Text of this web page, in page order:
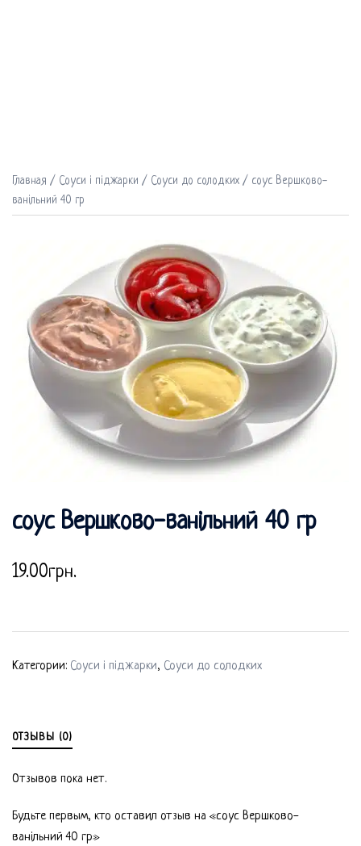
Главная / Соуси і піджарки / Соуси до солодких / соус Вершково-
ванільний 40 гр
соус Вершково-ванільний 40 гр
19.00грн.
Категории: Соуси і піджарки, Соуси до солодких
ОТЗЫВЫ (0)
Отзывов пока нет.
Будьте первым, кто оставил отзыв на «соус Вершково-
ванільний 40 гр»